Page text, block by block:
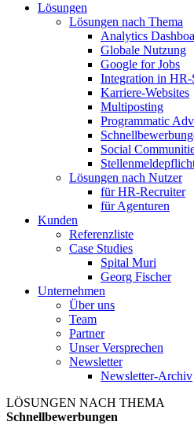
Lösungen
Lösungen nach Thema
Analytics
Globale Nutzung
Google for Jobs
Integration in HR-
Karriere-Websites
Multiposting
Programmatic
Social
Lösungen nach Nutzer
für HR-Recruiter
für Agenturen
Kunden
Referenzliste
Case Studies
Spital Muri
Georg Fischer
Unternehmen
Über uns
Team
Partner
Unser Versprechen
Newsletter
Newsletter-Archiv
LÖSUNGEN NACH THEMA
Schnellbewerbungen